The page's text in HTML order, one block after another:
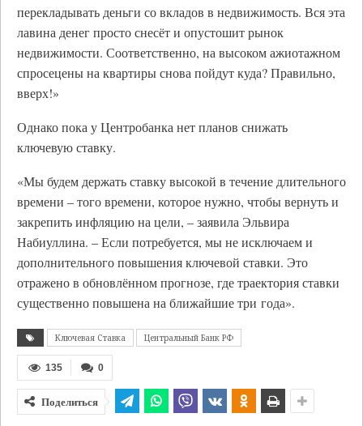
перекладывать деньги со вкладов в недвижимость. Вся эта
лавина денег просто снесёт и опустошит рынок
недвижимости. Соответственно, на высоком ажиотажном
спросецены на квартиры снова пойдут куда? Правильно,
вверх!»
Однако пока у Центробанка нет планов снижать
ключевую ставку.
«Мы будем держать ставку высокой в течение длительного
времени – того времени, которое нужно, чтобы вернуть и
закрепить инфляцию на цели, – заявила Эльвира
Набиуллина. – Если потребуется, мы не исключаем и
дополнительного повышения ключевой ставки. Это
отражено в обновлённом прогнозе, где траектория ставки
существенно повышена на ближайшие три года».
Ключевая Ставка Центральный Банк РФ
0
135
Поделиться